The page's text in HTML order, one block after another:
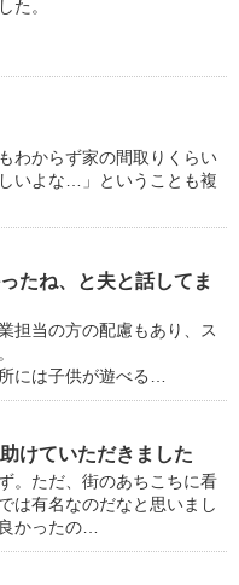
た。
わからず家の間取りくらい
いよな…」ということも複
たね、と夫と話してま
担当の方の配慮もあり、ス
には子供が遊べる…
けていただきました
。ただ、街のあちこちに看
は有名なのだなと思いまし
かったの…